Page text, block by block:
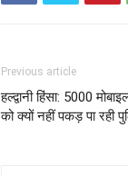
Previous article
हल्द्वानी हिंसा: 5000
को‌ क्यों नहीं पकड़ पा रही